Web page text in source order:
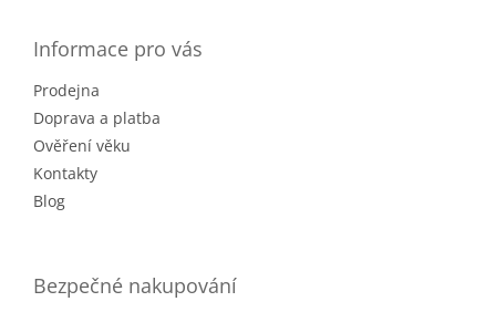
Informace pro vás
Prodejna
Doprava a platba
Ověření věku
Kontakty
Blog
Bezpečné nakupování